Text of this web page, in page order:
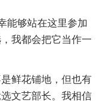
能够站在这里参加
我都会把它当作一
鲜花铺地，但也有
文艺部长。我相信